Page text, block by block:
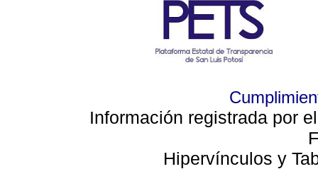
Información registrada por
Hipervínculos y